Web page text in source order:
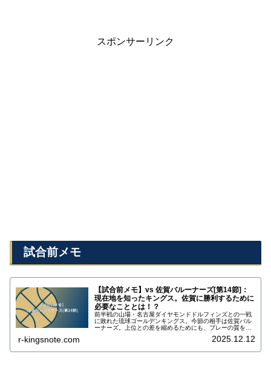
スポンサーリンク
試合前メモ
【試合前メモ】vs 佐賀バルーナーズ[第14節]：
現在地を知ったキングス。佐賀に勝利するために
必要なこととは！？
前半戦の山場・名古屋ダイヤモンドドルフィンズとの一戦
に敗れた琉球ゴールデンキングス。今節の相手は佐賀バル
ーナーズ。上位との差を縮めるためにも、プレーの質を上
グスと佐賀のチーム状況、注目選手、キングスが勝利する
た。
r-kingsnote.com 2025.12.12